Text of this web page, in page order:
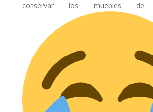
conservar los muebles